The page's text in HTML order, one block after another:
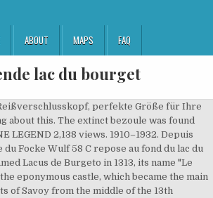
ABOUT MAPS FAQ
lac du bourget
Hotel mit 3.084 bewertungen von Le Bourget-du-Lac Hotels auf Tripadvisor. Robuster Kunststoff-Reißverschlusskopf, perfekte Größe für Ihre Handtasche. More than a year ago. Bateau. Le Bourget Du Lac Temperaturen Heute liegt die Temperatur in Le Bourget Du Lac tagsüber bei bis zu 18 Grad, was 2 Grad unter dem in den letzten Jahren gemessenen Durchschnitt im September liegt In den folgenden drei Tagen wird es in Le Bourget Du Lac maximal 19 Grad warm. Robuster Kunststoff-Reißverschlusskopf, perfekte Größe für Ihre Handtasche. The priory is also part of the great cultural route of the Council of Europe, the only one currently in Savoy. More than 30 species of fish are found in the lake, with arctic char, whitefish, zander, perch and pike most often caught. Gut 1 jährlich inspizierte Campingplätze in: Le Bourget-du-Lac, Frankreich. Les Balcons du Lac du Bourget - Entrez dans la légende de Lamartine et laissez-vous porter par cet itinéraire en balcon au dessus du plus grand lac naturel de France. History. Accueil du site | Plan du site | Mentions légales | Contact | Flux Rss Hôtel de Ville : 65 avenue de la Division Leclerc - 93350 LE BOURGET Tél : 01 48 38 82 82 [citation needed]The largest town on its shore is Aix-les-Bains. Sightseeing Tour Agency +33 4 79 88 68 00. accueil@aixlesbains-rivieradesalpes.com. der Camping des Lacs ***.. Es gibt viel zu sehen in Chambéry.Besuchen Sie das Schloss der Herzöge der Savoie, das Charmettes-Museum und die Kathedrale Saint-François-de-Sales, spazieren Sie durch die Altstadt und ihre vielen Arkaden. The largest town on its shore is Aix-les-Bains. Sie können es zum Einkaufen, Reisen, Besuchen von Partys, Geschenken und Geschenken herausnehmen, es ist zart, es ist nicht anstrengend. Consultez la FAQ du Géoportail pour plus d'informations sur la navigation 3D. D’une altitude moyenne de 231,5 mètres, il est bordé : à l’ouest par les derniers contreforts du Jura méridional, avec la Chaîne de l’Épine 1 482 mètres et sa Dent du Chat qui culmine à 1 390 mètres; à l’est par le Massif des Bauges, dont le Mon… Lac du Bourget was made famous by several romantic poems of Alphonse de Lamartine, including Le Lac,[4] as well as by descriptions by Xavier de Maistre, Honoré de Balzac, and Alexandre Dumas. It is mentioned in particular in the donation made by the Count of Savoy Amédée III in 1125, for the foundation of the abbey of Hautecombe, "on the shore of the lake of Châtillon" (supra ripam loci de Castellione). Discover the St. Lawrence church adjoining the priory. Lac du Bourget (Lake Bourget), also locally known as Lac Gris (Grey Lake) or Lac d'Aix, is a lake at the southernmost end of the Jura Mountains in the department of Savoie, France.It is the deepest lake located entirely within France, and either the largest or second largest after Lac de Grand-Lieu depending on season. Sie können es zum Einkaufen, Reisen, Besuchen von Partys, Geschenken und Geschenken herausnehmen, es ist zart, es ist nicht anstrengend. 9 Saint Jeoire. Les menus commencent à 32 € et la formule “entrée + plat + dessert” à 20 € le midi. Le chat avait trouvé refuge dans une grotte tout près du col que devait emprunter les voyageurs souhaitant se rendre au Lac du Bourget et sortait souvent de son trou pour dévorer les imprudents. 7 Challes. Parcours plat, sur chemins et plage de galets. 1905–1929. 4 Chemin des Ravoires, Le Bourget-du-Lac, Auvergne-Rhône-Alpes . 1892–1932. Ils achètent un compresseur chez un garagiste, Jean Bertin fabrique un respirateur et dans les effluves d’huile de moteur, ils se lancent. Le lac du Bourget aussi appelé par quelques locaux le lac Gris a hébergé une carpe record de 32,4 kilos Was sagt uns das? Lac Du Bourget Savoie Cosmteic Tasche, Reise Kosmetiktasche Tragbare Reise Make-up Kosmetiktasche Material: 600D Plain Oxford Stoff. Promouvoir la qualité de vie des habitants et des visiteurs du lac du Bourget Le lac du Bourget, un lac relique. The long and narrow north-south axis of the lake extends 18 km in length, and ranges between 1.6 km and 3.5 km in width. Entdecken Sie die St.-Lorenz-Kirche neben dem Priorat. It is a Ramsar site. However, the surrounding mountains have a warm-summer humid continental climate (Köppen : Dfb), or a subalpine climate (Köppen : Dfc), with cold to very cold winters, and abundant snowfall. Avec ses 4 460 hectares, le lac du Bourget est l'un des plus grands lacs naturel de France ! Visit our Instagram . La légende du lac, un titre mystérieux pour une histoire magnifique qui invite à la réflexion. … Le Bourget-du-Lac est une commune française située dans le département de la Savoie, en région Auvergne-Rhône-Alpes.. L'implantation d'un des pôles de l'Université Savoie-Mont-Blanc sur la commune a permis d'en faire une ville étudiante, d'une certaine manière. Luxuriöse Villa mit Blick auf Lac du Bourget. Bei uns findest du jene bedeutenden Fakten und unser Team hat alle Lac de bourget recherchiert. Entrez dans la légende de Lamartine et laissez-vous porter par cet itinéraire en balcon au dessus du plus grand lac naturel de France. Ce modele permet également d'avoir les prévisions météo de hauteur de houle (ainsi que la période et la direction) Aiguebelette, Paladru, le Bourget, entdecken Sie während Ihres Aufenthaltes im camping l’Eden de la Vanoise die Seen Savoyens.Eine Ressourcendomäne am Fuße der Berge, ideal gelegen eine Stunde von den großen Seen von Savoyen, nämlich dem lac du Bourget und d’Aiguebelette und anderthalb Stunden vom See von Paladru entfernt. Achat, vente de Bateau en vente à le bourget du lac occasion et neuf sur Youboat FR. Discover the St. Lawrence church adjoining the priory. It has a surface area of 44.5 square kilometres (4,450 hectares). De passage dans la région, un valeureux chevalier décida de combattre le chat et finit par le tuer. Lake Bourget is a favorite among anglers with a large variety of fish found in the deep clear waters. Multifunktion Es kann als … Dez. Vue exceptionnelle sur le lac du Bourgetet le massif de Belledonne, villa récente construite en 2013 implantée sur un terrain de 400 m². Le lac du Bourget, avec ses 18 km de longueur, ses 2,8 km de largeur maximale, ses 146 m d’eau dans sa plus grande profondeur et sa cote réglée à1 231,5 m, n’est que le reliquat d’un vaste lac primitif, consécutif à la dernière glaciation. Bourget (francouzsky Lac du Bourget) je největší jezero rozkládající se celé na území Francie.Leží v departementu Savojsko.Má rozlohu 44,5 km² při délce 18 km v severojižním směru a šířce 1,6 až 3,5 km. Aix les Bains Riviera des Alpes. G